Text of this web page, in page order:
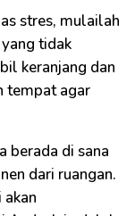
stres, mulailah
tidak
keranjang dan
tempat agar
berada di sana
dari ruangan.